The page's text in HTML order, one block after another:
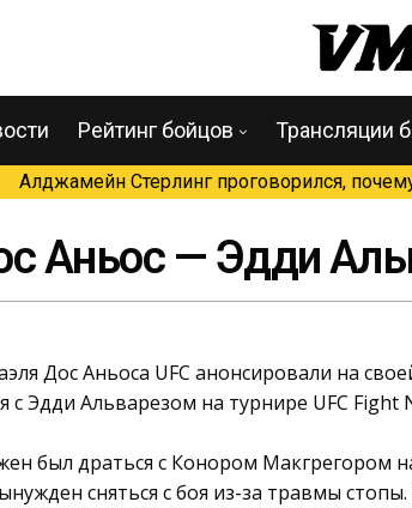
Рейтинг бойцов Трансляции
Алджамейн Стерлинг проговорился,
Аньос — Эдди
Дос Аньоса UFC анонсировали на
с Эдди Альварезом на турнире UFC
был драться с Конором Макгрегором
сняться с боя из-за травмы